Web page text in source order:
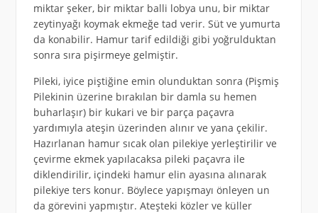
miktar şeker, bir miktar balli lobya unu, bir miktar
zeytinyağı koymak ekmeğe tad verir. Süt ve yumurta
da konabilir. Hamur tarif edildiği gibi yoğrulduktan
sonra sıra pişirmeye gelmiştir.
Pileki, iyice piştiğine emin olunduktan sonra (Pişmiş
Pilekinin üzerine bırakılan bir damla su hemen
buharlaşır) bir kukari ve bir parça paçavra
yardımıyla ateşin üzerinden alınır ve yana çekilir.
Hazırlanan hamur sıcak olan pilekiye yerleştirilir ve
çevirme ekmek yapılacaksa pileki paçavra ile
diklendirilir, içindeki hamur elin ayasına alınarak
pilekiye ters konur. Böylece yapışmayı önleyen un
da görevini yapmıştır. Ateşteki közler ve küller